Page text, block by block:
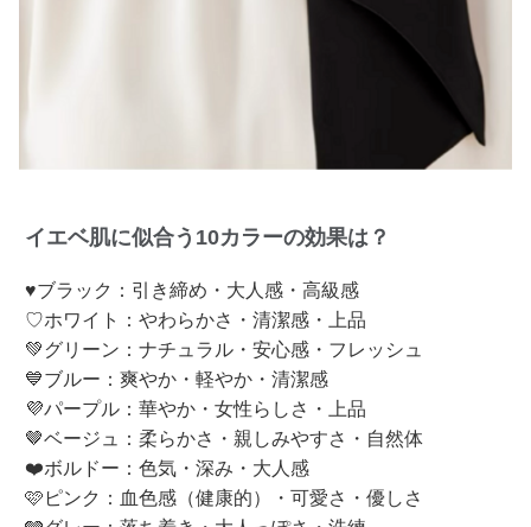
イエベ肌に似合う10カラーの効果は？
♥ブラック：引き締め・大人感・高級感
♡ホワイト：やわらかさ・清潔感・上品
💚グリーン：ナチュラル・安心感・フレッシュ
💙ブルー：爽やか・軽やか・清潔感
💜パープル：華やか・女性らしさ・上品
🤎ベージュ：柔らかさ・親しみやすさ・自然体
❤️ボルドー：色気・深み・大人感
🩷ピンク：血色感（健康的）・可愛さ・優しさ